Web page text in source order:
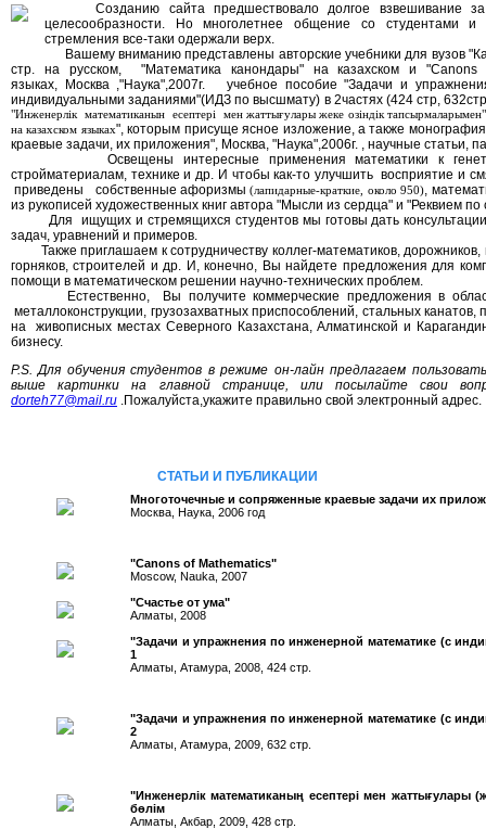
Созданию сайта предшествовало долгое взвешивание
целесообразности. Но многолетнее общение со студентами и
стремления все-таки одержали верх.
Вашему вниманию представлены авторские учебники для вузов
стр. на русском, "Математика канондары" на казахском и "Canons
языках, Москва ,"Наука",2007г. учебное пособие "Задачи и
индивидуальными заданиями"(ИДЗ по высшмату) в 2частях (424 стр,
"Инженерлік математиканын есептері мен жаттығулары жеке озіндік тапсырмаларымен"
на казахском языках", которым присуще ясное изложение, а также
краевые задачи, их приложения", Москва, "Наука",2006г. , научные статьи,
Освещены интересные применения математики к генетике,
стройматериалам, технике и др. И чтобы как-то улучшить восприятие и
приведены собственные афоризмы(лапидарные-краткие, около 950),
из рукописей художественных книг автора "Мысли из сердца" и "Реквием по
Для ищущих и стремящихся студентов мы готовы дать
задач, уравнений и примеров.
Также приглашаем к сотрудничеству коллег-математиков,
горняков, строителей и др. И, конечно, Вы найдете предложения для
помощи в математическом решении научно-технических проблем.
Естественно, Вы получите коммерческие предложения в
металлоконструкции, грузозахватных приспособлений, стальных
на живописных местах Северного Казахстана, Алматинской и
бизнесу.
P.S. Для обучения студентов в режиме он-лайн предлагаем
выше картинки на главной странице, или посылайте свои
dorteh77@mail.ru .Пожалуйста,укажите правильно свой электронный адрес.
СТАТЬИ И ПУБЛИКАЦИИ
Многоточечные и сопряженные краевые задачи их
Москва, Наука, 2006 год
"Canons of Mathematics"
Moscow, Nauka, 2007
"Счастье от ума"
Алматы, 2008
"Задачи и упражнения по инженерной математике (с
1
Алматы, Атамура, 2008, 424 стр.
"Задачи и упражнения по инженерной математике (с
2
Алматы, Атамура, 2009, 632 стр.
"Инженерлiк математиканың есептерi мен жаттығулары
бөлiм
Алматы, Акбар, 2009, 428 стр.